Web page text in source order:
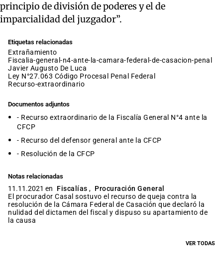
principio de división de poderes y el de
imparcialidad del juzgador”.
Etiquetas relacionadas
extrañamiento
fiscalia-general-n4-ante-la-camara-federal-de-casacion-penal
Javier Augusto De Luca
Ley N°27.063 Código Procesal Penal Federal
recurso-extraordinario
Documentos adjuntos
- Recurso extraordinario de la Fiscalía General N°4 ante la
CFCP
- Recurso del defensor general ante la CFCP
- Resolución de la CFCP
Notas relacionadas
11.11.2021 en Fiscalías , Procuración General
El procurador Casal sostuvo el recurso de queja contra la
resolución de la Cámara Federal de Casación que declaró la
nulidad del dictamen del fiscal y dispuso su apartamiento de
la causa
VER TODAS